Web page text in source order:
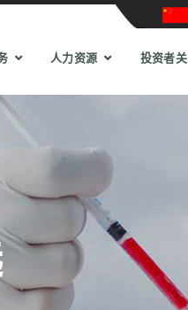
人力资源 投资者